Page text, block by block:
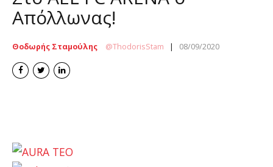
Απόλλωνας!
Θοδωρής Σταμούλης ThodorisStam 08/09/2020